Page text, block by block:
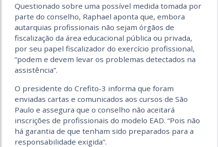
Questionado sobre uma possível medida tomada por
parte do conselho, Raphael aponta que, embora
autarquias profissionais não sejam órgãos de
fiscalização da área educacional pública ou privada,
por seu papel fiscalizador do exercício profissional,
“podem e devem levar os problemas detectados na
assistência”.
O presidente do Crefito-3 informa que foram
enviadas cartas e comunicados aos cursos de São
Paulo e assegura que o conselho não aceitará
inscrições de profissionais do modelo EAD. “Pois não
há garantia de que tenham sido preparados para a
responsabilidade exigida”.